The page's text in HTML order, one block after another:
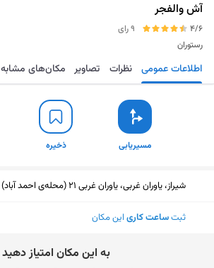
آش والفجر
4/6
9 رای
رستوران
مسیریابی ذخیره ارسال اطلاعات عمومی نظرات تصاویر مکان‌های مشابه
مسیریابی ذخیره
شیراز، یاوران غربی، یاوران غربی 21 (محله‌ی احمد آباد)
ثبتساعت کاری این مکان
ﺑﻪ اﯾﻦ ﻣﮑﺎن اﻣﺘﯿﺎز دﻫﯿﺪ